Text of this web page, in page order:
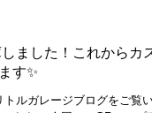
ました！これからカス
す✨